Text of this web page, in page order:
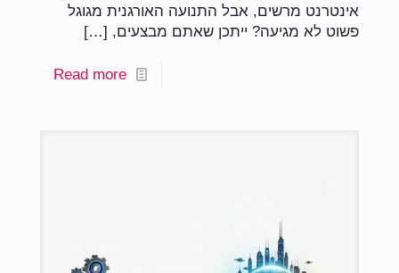
אינטרנט מרשים, אבל התנועה האורגנית מגוגל
פשוט לא מגיעה? ייתכן שאתם מבצעים, […]
Read more